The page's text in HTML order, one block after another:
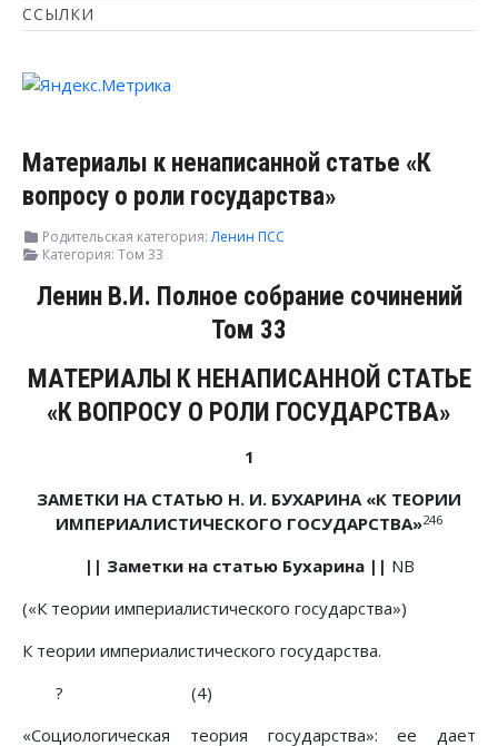
ССЫЛКИ
Материалы к ненаписанной статье «К
вопросу о роли государства»
Родительская категория:Ленин ПСС
Категория: Том 33
Ленин В.И. Полное собрание сочинений
Том 33
МАТЕРИАЛЫ К НЕНАПИСАННОЙ СТАТЬЕ
«К ВОПРОСУ О РОЛИ ГОСУДАРСТВА»
1
ЗАМЕТКИ НА СТАТЬЮ Н. И. БУХАРИНА «К ТЕОРИИ
ИМПЕРИАЛИСТИЧЕСКОГО ГОСУДАРСТВА»246
|| Заметки на статью Бухарина || NB
(«К теории империалистического государства»)
К теории империалистического государства.
?
(4)
«Социологическая теория государства»: ее дает